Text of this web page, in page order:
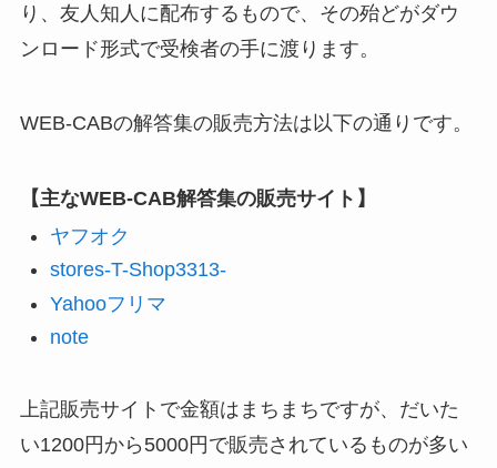
り、友人知人に配布するもので、その殆どがダウ
ンロード形式で受検者の手に渡ります。
WEB-CABの解答集の販売方法は以下の通りです。
【主なWEB-CAB解答集の販売サイト】
ヤフオク
stores-T-Shop3313-
Yahooフリマ
note
上記販売サイトで金額はまちまちですが、だいた
い1200円から5000円で販売されているものが多い